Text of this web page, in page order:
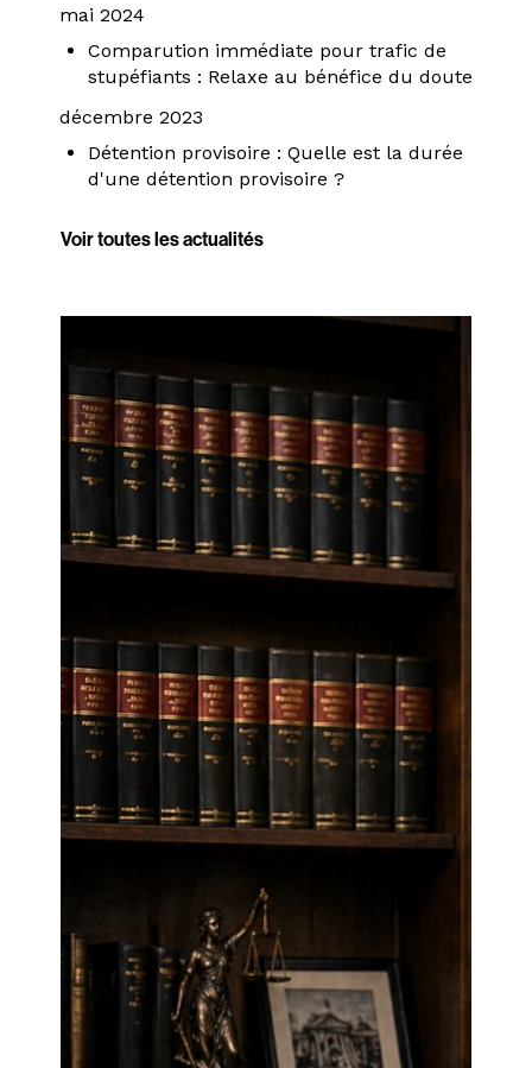
mai 2024
Comparution immédiate pour trafic de
stupéfiants : Relaxe au bénéfice du doute
décembre 2023
Détention provisoire : Quelle est la durée
d'une détention provisoire ?
Voir toutes les actualités